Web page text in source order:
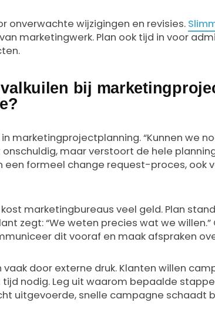
onverwachte wijzigingen en revisies.
marketingwerk. Plan ook tijd in voor
bij
marketingprojectplanning. “Kunnen we
maar verstoort de hele
formeel change request-proces, ook
marketingbureaus veel geld. Plan
zegt: “We weten precies wat we
dit vooraf en maak afspraken
door externe druk. Klanten willen
nodig. Leg uit waarom bepaalde
uitgevoerde, snelle campagne schaadt